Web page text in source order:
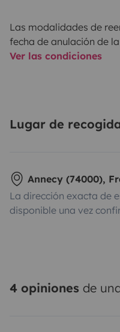
Las modalidades de
fecha de anulación de
Ver las condiciones
Lugar de
Annecy (74000),
La dirección exacta de
disponible una vez
4 opiniones de